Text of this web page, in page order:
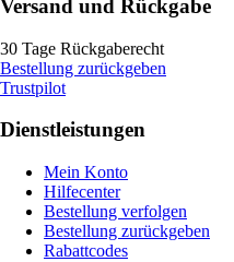
Versand und Rückgabe
30 Tage Rückgaberecht
Bestellung zurückgeben
Trustpilot
Dienstleistungen
Mein Konto
Hilfecenter
Bestellung verfolgen
Bestellung zurückgeben
Rabattcodes